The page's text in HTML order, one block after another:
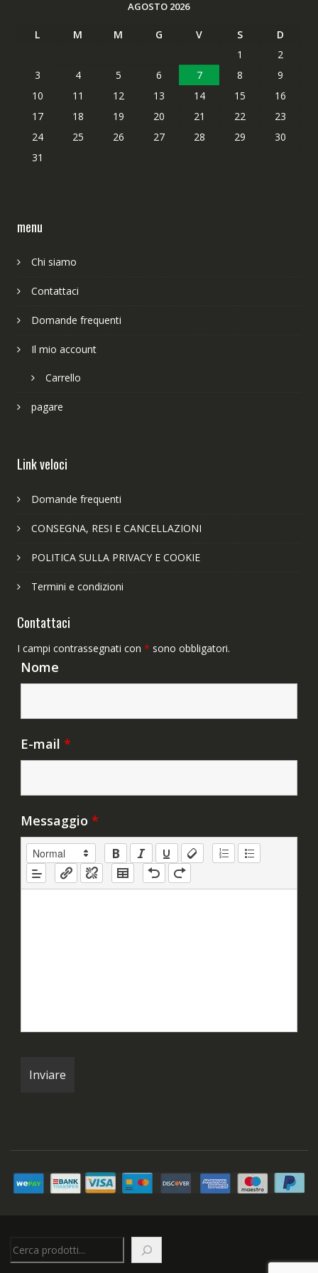
AGOSTO 2026
L M M G V S
D
1
2
3
4 5 6 7 8
9
10
11 12 13 14 15
16
17
18 19 20 21 22
23
24
25 26 27 28 29
30
31
menu
Chi siamo
Contattaci
Domande frequenti
Il mio account
Carrello
pagare
Link veloci
Domande frequenti
CONSEGNA, RESI E CANCELLAZIONI
POLITICA SULLA PRIVACY E COOKIE
Termini e condizioni
Contattaci
I campi contrassegnati con * sono obbligatori.
Nome
E-mail *
Messaggio *